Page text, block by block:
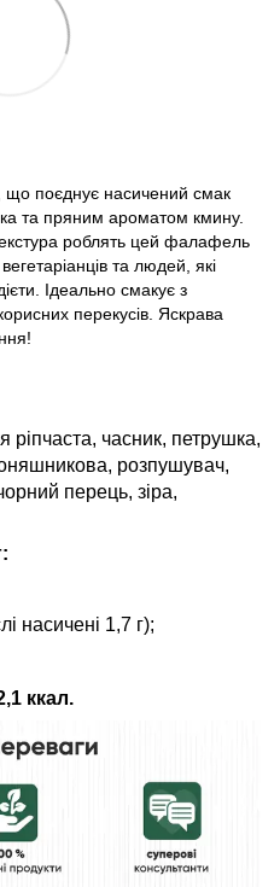
що поєднує насичений смак
та пряним ароматом кмину.
роблять цей фалафель
та людей, які
Ідеально смакує з
перекусів. Яскрава
ріпчаста, часник, петрушка,
розпушувач,
перець, зіра,
насичені 1,7 г);
ккал.